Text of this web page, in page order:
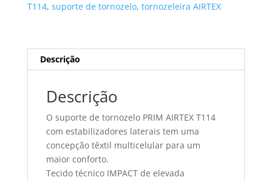
laterais
tamanho
T114, suporte de tornozelo, tornozeleira AIRTEX
Descrição
Descrição
O suporte de tornozelo PRIM AIRTEX T114
com estabilizadores laterais tem uma
concepção têxtil multicelular para um
maior conforto.
Tecido técnico IMPACT de elevada